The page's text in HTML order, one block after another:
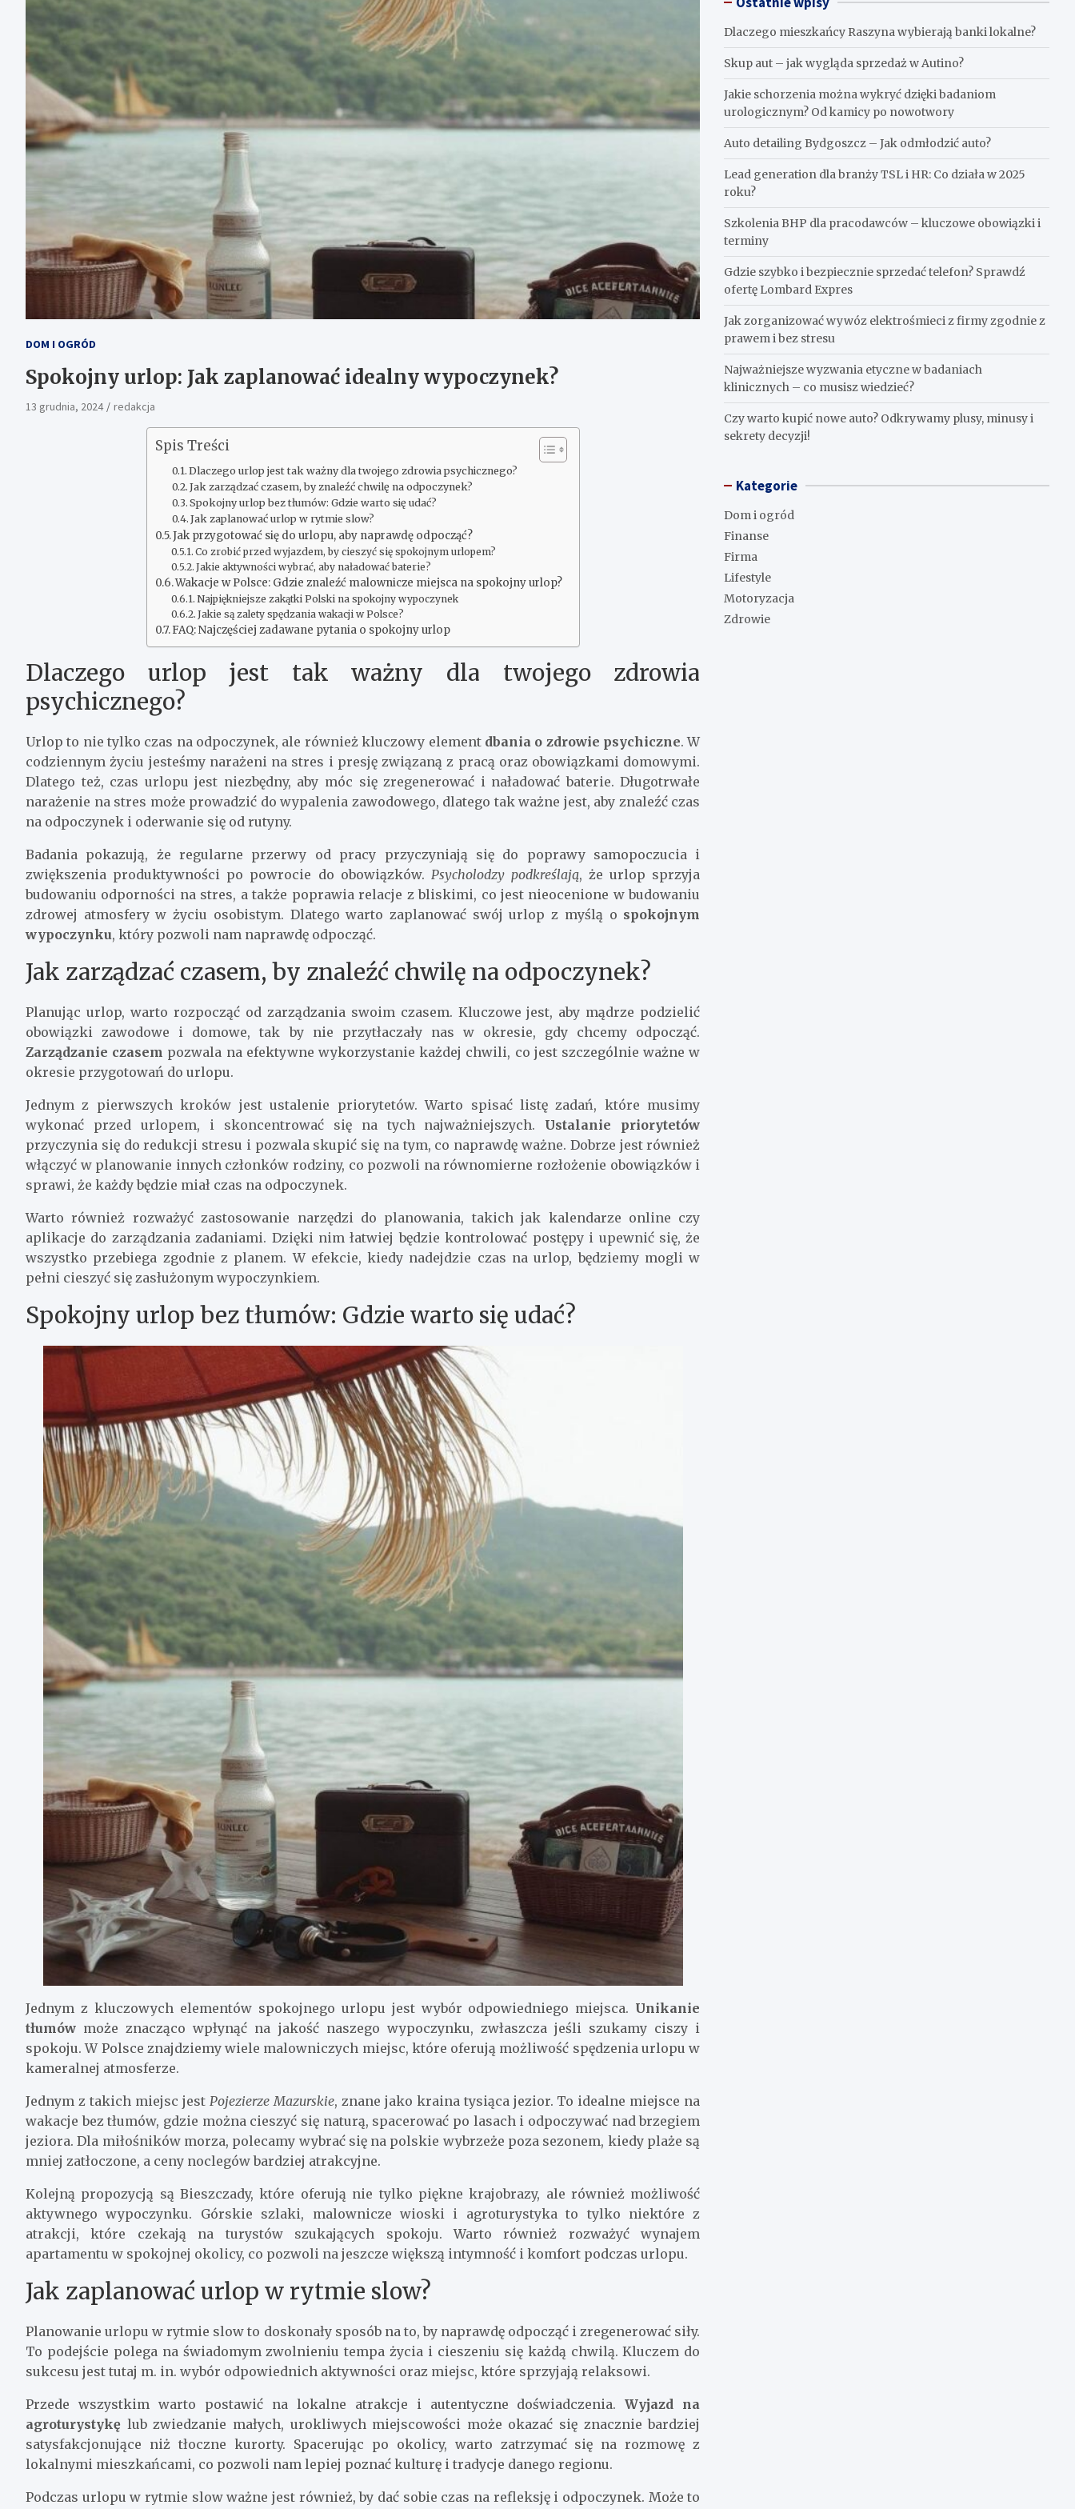
DOM I OGRÓD
Spokojny urlop: Jak zaplanować idealny wypoczynek?
13 grudnia, 2024 redakcja
Spis Treści
Dlaczego urlop jest tak ważny dla twojego zdrowia psychicznego?
Jak zarządzać czasem, by znaleźć chwilę na odpoczynek?
Spokojny urlop bez tłumów: Gdzie warto się udać?
Jak zaplanować urlop w rytmie slow?
Jak przygotować się do urlopu, aby naprawdę odpocząć?
Co zrobić przed wyjazdem, by cieszyć się spokojnym urlopem?
Jakie aktywności wybrać, aby naładować baterie?
Wakacje w Polsce: Gdzie znaleźć malownicze miejsca na spokojny urlop?
Najpiękniejsze zakątki Polski na spokojny wypoczynek
Jakie są zalety spędzania wakacji w Polsce?
FAQ: Najczęściej zadawane pytania o spokojny urlop
Dlaczego urlop jest tak ważny dla twojego zdrowia
psychicznego?
Urlop to nie tylko czas na odpoczynek, ale również kluczowy element dbania o zdrowie psychiczne. W
codziennym życiu jesteśmy narażeni na stres i presję związaną z pracą oraz obowiązkami domowymi.
Dlatego też, czas urlopu jest niezbędny, aby móc się zregenerować i naładować baterie. Długotrwałe
narażenie na stres może prowadzić do wypalenia zawodowego, dlatego tak ważne jest, aby znaleźć czas
na odpoczynek i oderwanie się od rutyny.
Badania pokazują, że regularne przerwy od pracy przyczyniają się do poprawy samopoczucia i
zwiększenia produktywności po powrocie do obowiązków. Psycholodzy podkreślają, że urlop sprzyja
budowaniu odporności na stres, a także poprawia relacje z bliskimi, co jest nieocenione w budowaniu
zdrowej atmosfery w życiu osobistym. Dlatego warto zaplanować swój urlop z myślą o spokojnym
wypoczynku, który pozwoli nam naprawdę odpocząć.
Jak zarządzać czasem, by znaleźć chwilę na odpoczynek?
Planując urlop, warto rozpocząć od zarządzania swoim czasem. Kluczowe jest, aby mądrze podzielić
obowiązki zawodowe i domowe, tak by nie przytłaczały nas w okresie, gdy chcemy odpocząć.
Zarządzanie czasem pozwala na efektywne wykorzystanie każdej chwili, co jest szczególnie ważne w
okresie przygotowań do urlopu.
Jednym z pierwszych kroków jest ustalenie priorytetów. Warto spisać listę zadań, które musimy
wykonać przed urlopem, i skoncentrować się na tych najważniejszych. Ustalanie priorytetów
przyczynia się do redukcji stresu i pozwala skupić się na tym, co naprawdę ważne. Dobrze jest również
włączyć w planowanie innych członków rodziny, co pozwoli na równomierne rozłożenie obowiązków i
sprawi, że każdy będzie miał czas na odpoczynek.
Warto również rozważyć zastosowanie narzędzi do planowania, takich jak kalendarze online czy
aplikacje do zarządzania zadaniami. Dzięki nim łatwiej będzie kontrolować postępy i upewnić się, że
wszystko przebiega zgodnie z planem. W efekcie, kiedy nadejdzie czas na urlop, będziemy mogli w
pełni cieszyć się zasłużonym wypoczynkiem.
Spokojny urlop bez tłumów: Gdzie warto się udać?
Jednym z kluczowych elementów spokojnego urlopu jest wybór odpowiedniego miejsca. Unikanie
tłumów może znacząco wpłynąć na jakość naszego wypoczynku, zwłaszcza jeśli szukamy ciszy i
spokoju. W Polsce znajdziemy wiele malowniczych miejsc, które oferują możliwość spędzenia urlopu w
kameralnej atmosferze.
Jednym z takich miejsc jest Pojezierze Mazurskie, znane jako kraina tysiąca jezior. To idealne miejsce na
wakacje bez tłumów, gdzie można cieszyć się naturą, spacerować po lasach i odpoczywać nad brzegiem
jeziora. Dla miłośników morza, polecamy wybrać się na polskie wybrzeże poza sezonem, kiedy plaże są
mniej zatłoczone, a ceny noclegów bardziej atrakcyjne.
Kolejną propozycją są Bieszczady, które oferują nie tylko piękne krajobrazy, ale również możliwość
aktywnego wypoczynku. Górskie szlaki, malownicze wioski i agroturystyka to tylko niektóre z
atrakcji, które czekają na turystów szukających spokoju. Warto również rozważyć wynajem
apartamentu w spokojnej okolicy, co pozwoli na jeszcze większą intymność i komfort podczas urlopu.
Jak zaplanować urlop w rytmie slow?
Planowanie urlopu w rytmie slow to doskonały sposób na to, by naprawdę odpocząć i zregenerować siły.
To podejście polega na świadomym zwolnieniu tempa życia i cieszeniu się każdą chwilą. Kluczem do
sukcesu jest tutaj m. in. wybór odpowiednich aktywności oraz miejsc, które sprzyjają relaksowi.
Przede wszystkim warto postawić na lokalne atrakcje i autentyczne doświadczenia.Wyjazd na
agroturystykę lub zwiedzanie małych, urokliwych miejscowości może okazać się znacznie bardziej
satysfakcjonujące niż tłoczne kurorty. Spacerując po okolicy, warto zatrzymać się na rozmowę z
lokalnymi mieszkańcami, co pozwoli nam lepiej poznać kulturę i tradycje danego regionu.
Podczas urlopu w rytmie slow ważne jest również, by dać sobie czas na refleksję i odpoczynek. Może to
Dlaczego mieszkańcy Raszyna wybierają banki lokalne?
Skup aut – jak wygląda sprzedaż w Autino?
Jakie schorzenia można wykryć dzięki badaniom
urologicznym? Od kamicy po nowotwory
Auto detailing Bydgoszcz – Jak odmłodzić auto?
Lead generation dla branży TSL i HR: Co działa w 2025
roku?
Szkolenia BHP dla pracodawców – kluczowe obowiązki i
terminy
Gdzie szybko i bezpiecznie sprzedać telefon? Sprawdź
ofertę Lombard Expres
Jak zorganizować wywóz elektrośmieci z firmy zgodnie z
prawem i bez stresu
Najważniejsze wyzwania etyczne w badaniach
klinicznych – co musisz wiedzieć?
Czy warto kupić nowe auto? Odkrywamy plusy, minusy i
sekrety decyzji!
Kategorie
Dom i ogród
Finanse
Firma
Lifestyle
Motoryzacja
Zdrowie